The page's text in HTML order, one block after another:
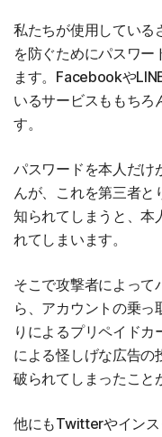
私たちが使用している
を防ぐためにパスワ
ます。Facebookや
いるサービスももちろ
す。
パスワードを本人だけ
んが、これを第三者と
知られてしまうと、本
れてしまいます。
そこで攻撃者によって
ら、アカウントの乗っ
りによるプリペイド
による怪しげな広告の
破られてしまったこと
他にもTwitterやイン